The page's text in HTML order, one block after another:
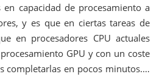
capacidad de procesamiento a
y es que en ciertas tareas de
en procesadores CPU actuales
GPU y con un coste
completarlas en pocos minutos.…